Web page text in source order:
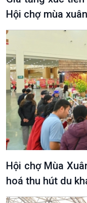
Hội chợ mùa
Hội chợ Mùa
hoá thu hút du